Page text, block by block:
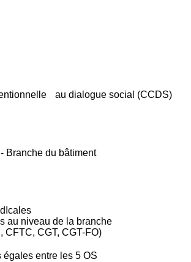
au dialogue social (CCDS)
Branche du bâtiment
au niveau de la branche
CFTC, CGT, CGT-FO)
égales entre les 5 OS